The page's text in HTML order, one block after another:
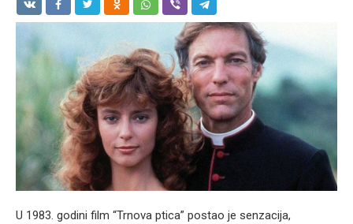
U 1983. godini film “Trnova ptica” postao je senzacija,